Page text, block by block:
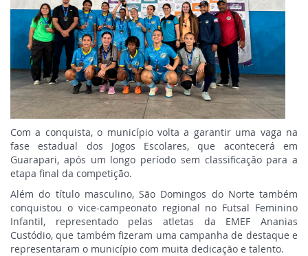
Com a conquista, o município volta a garantir uma vaga na
fase estadual dos Jogos Escolares, que acontecerá em
Guarapari, após um longo período sem classificação para a
etapa final da competição.
Além do título masculino, São Domingos do Norte também
conquistou o vice-campeonato regional no Futsal Feminino
Infantil, representado pelas atletas da EMEF Ananias
Custódio, que também fizeram uma campanha de destaque e
representaram o município com muita dedicação e talento.